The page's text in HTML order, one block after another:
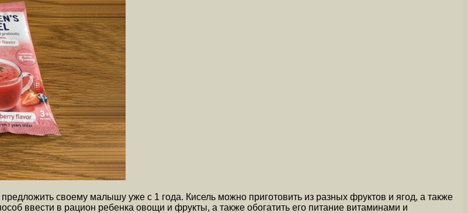
своему малышу уже с 1 года. Кисель можно приготовить из разных фруктов и ягод, а также
ввести в рацион ребенка овощи и фрукты, а также обогатить его питание витаминами и